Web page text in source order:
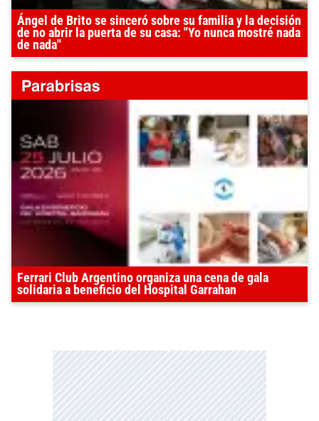
Ángel de Brito se sinceró sobre su familia y la decisión
de no abrir la puerta de su casa: "Yo nunca mostré nada
de nada"
Ferrari Club Argentino organiza una cena de gala
solidaria a beneficio del Hospital Garrahan